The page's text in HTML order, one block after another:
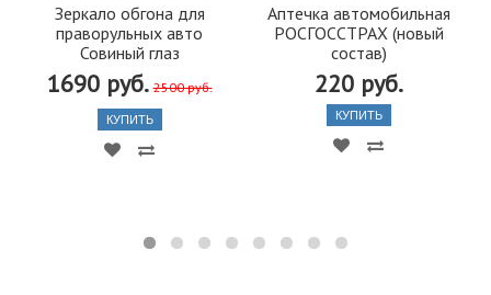
Зеркало обгона для
праворульных авто
Совиный глаз
1690 руб. 2500 руб.
КУПИТЬ
Аптечка автомобильная
РОСГОССТРАХ (новый
состав)
220 руб.
КУПИТЬ